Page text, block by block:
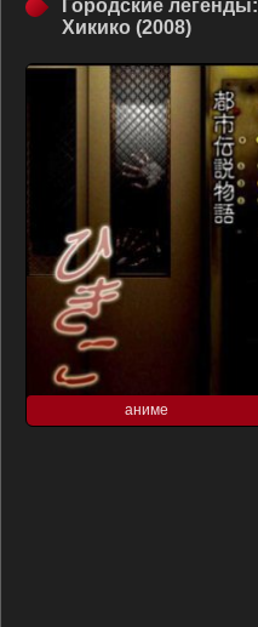
Городские легенды:
Хикико (2008)
аниме